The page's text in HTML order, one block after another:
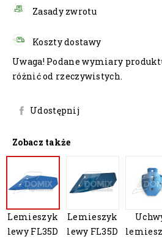
Zasady zwrotu
Koszty dostawy
Uwaga! Podane wymiary
różnić od rzeczywistych.
Zobacz także
Lemieszyk
lewy FL35D
Lemieszyk
lewy FL35D
Udostępnij